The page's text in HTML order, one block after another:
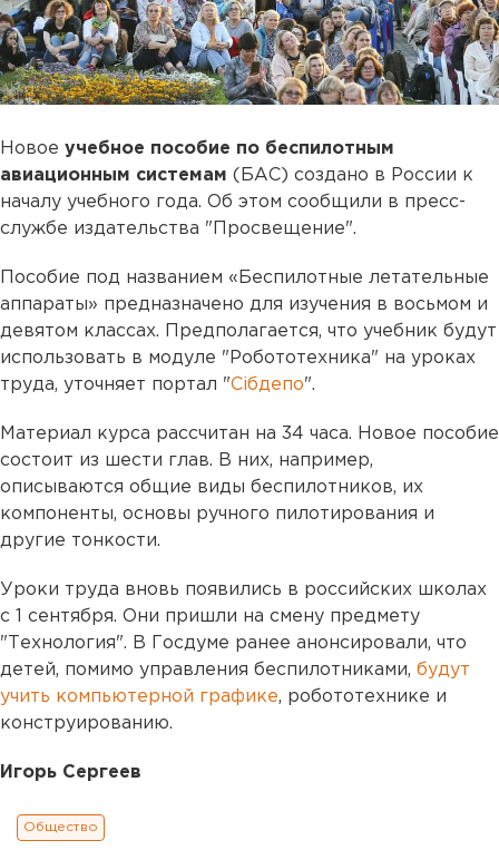
Новое учебное пособие по беспилотным
авиационным системам (БАС) создано в России к
началу учебного года. Об этом сообщили в пресс-
службе издательства "Просвещение".
Пособие под названием «Беспилотные летательные
аппараты» предназначено для изучения в восьмом и
девятом классах. Предполагается, что учебник будут
использовать в модуле "Робототехника" на уроках
труда, уточняет портал "Сiбдепо".
Материал курса рассчитан на 34 часа. Новое пособие
состоит из шести глав. В них, например,
описываются общие виды беспилотников, их
компоненты, основы ручного пилотирования и
другие тонкости.
Уроки труда вновь появились в российских школах
с 1 сентября. Они пришли на смену предмету
"Технология". В Госдуме ранее анонсировали, что
детей, помимо управления беспилотниками, будут
учить компьютерной графике, робототехнике и
конструированию.
Игорь Сергеев
Общество